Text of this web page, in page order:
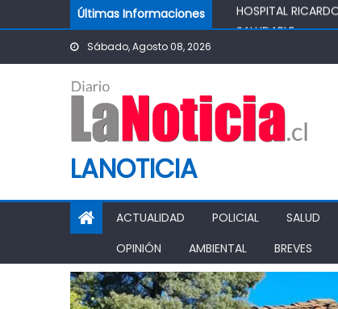
Skip to contentÚltimas Informaciones
IMPULSA AGUA DE
MINISTRO DE
PASO
SIGUEN LOS
PROHIBICIÓN DE
Sábado, Agosto 08, 2026
LANOTICIA
ACTUALIDAD POLICIAL SALUD
OPINIÓN
AMBIENTAL BREVES